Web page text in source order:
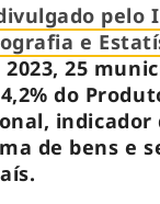
pelo
e
25
do
indicador
de bens e